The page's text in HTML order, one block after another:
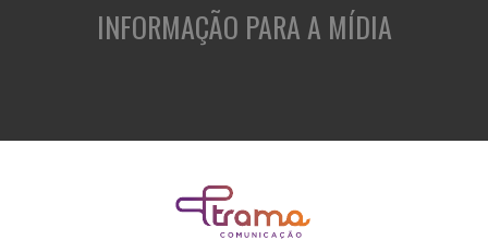
INFORMAÇÃO PARA A MÍDIA